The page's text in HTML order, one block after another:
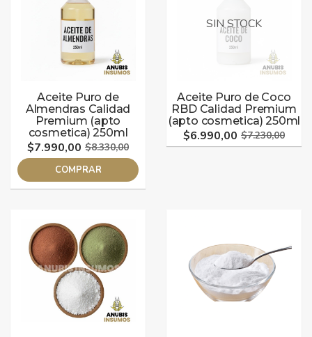
Aceite Puro de
Almendras Calidad
Premium (apto
cosmetica) 250ml
$7.990,00 $8.330,00
COMPRAR
SIN STOCK
Aceite Puro de Coco
RBD Calidad Premium
(apto cosmetica) 250ml
$6.990,00 $7.230,00